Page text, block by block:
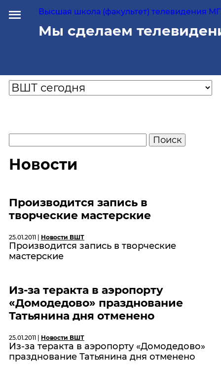
Высшая школа (факультет) телевидения
Мы сделаем
Новости
Производится запись в
творческие мастерские
25.01.2011 | Новости ВШТ
Производится запись в творческие
мастерские
Из-за теракта в аэропорту
«Домодедово» празднование
Татьянина дня отменено
25.01.2011 | Новости ВШТ
Из-за теракта в аэропорту «Домодедово»
празднование Татьянина дня отменено